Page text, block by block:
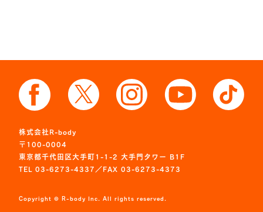
株式会社R-body
〒100-0004
東京都千代田区大手町1-1-2 大手門タワー B1F
TEL 03-6273-4337／FAX 03-6273-4373
Copyright © R-body Inc. All rights reserved.